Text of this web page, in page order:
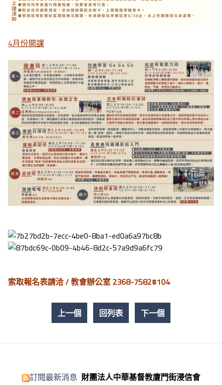
4月份開課
索取報名表請洽 / 教會辦公室 2368-7582#104
上一個 回列表 下一個
訂閱最新消息 財團法人中華基督教廈門街浸信會